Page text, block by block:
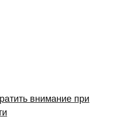
внимание при